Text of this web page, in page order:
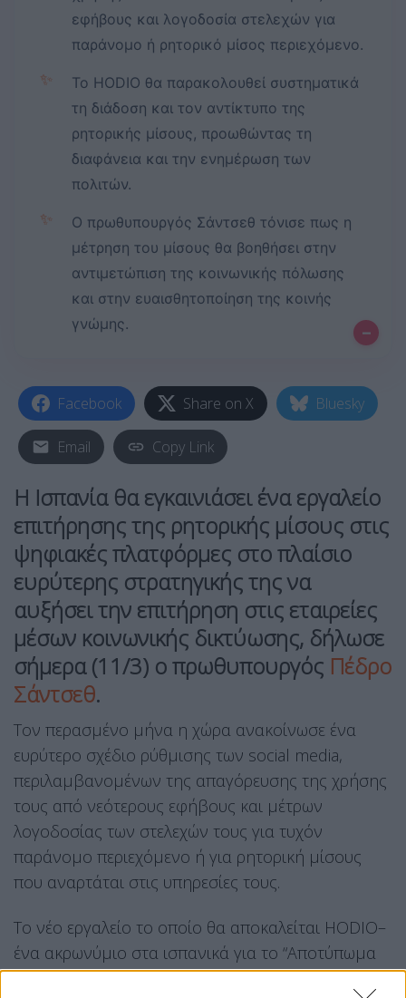
εφήβους και λογοδοσία στελεχών για
παράνομο ή ρητορικό μίσος περιεχόμενο.
✨
Το HODIO θα παρακολουθεί συστηματικά
τη διάδοση και τον αντίκτυπο της
ρητορικής μίσους, προωθώντας τη
διαφάνεια και την ενημέρωση των
πολιτών.
✨
Ο πρωθυπουργός Σάντσεθ τόνισε πως η
μέτρηση του μίσους θα βοηθήσει στην
αντιμετώπιση της κοινωνικής πόλωσης
και στην ευαισθητοποίηση της κοινής
γνώμης.
–
Facebook Share on X Bluesky
Email Copy Link
Η Ισπανία θα εγκαινιάσει ένα εργαλείο
επιτήρησης της ρητορικής μίσους στις
ψηφιακές πλατφόρμες στο πλαίσιο
ευρύτερης στρατηγικής της να
αυξήσει την επιτήρηση στις εταιρείες
μέσων κοινωνικής δικτύωσης, δήλωσε
σήμερα (11/3) ο πρωθυπουργός Πέδρο
Σάντσεθ.
Τον περασμένο μήνα η χώρα ανακοίνωσε ένα
ευρύτερο σχέδιο ρύθμισης των social media,
περιλαμβανομένων της απαγόρευσης της χρήσης
τους από νεότερους εφήβους και μέτρων
λογοδοσίας των στελεχών τους για τυχόν
παράνομο περιεχόμενο ή για ρητορική μίσους
που αναρτάται στις υπηρεσίες τους.
Το νέο εργαλείο το οποίο θα αποκαλείται HODIO–
ένα ακρωνύμιο στα ισπανικά για το “Αποτύπωμα
Μίσους και Πόλωσης”–θα επιτρέπει στην